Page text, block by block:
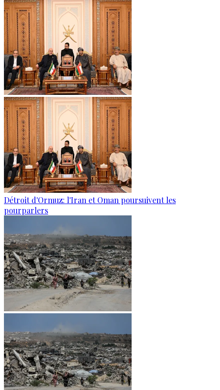
Détroit d'Ormuz: l'Iran et Oman poursuivent les
pourparlers